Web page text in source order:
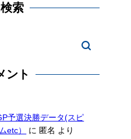
索
ント
予選決勝データ(スピ
etc）
に 匿名 より